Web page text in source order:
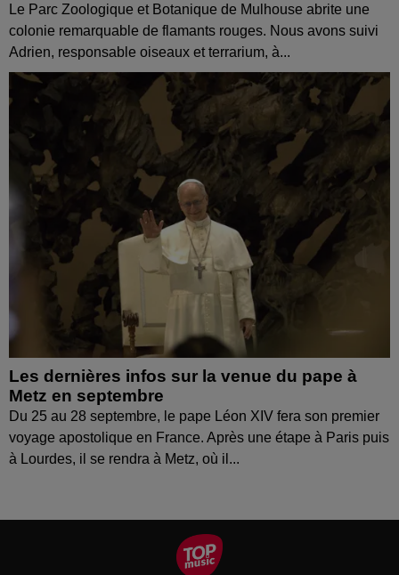
Le Parc Zoologique et Botanique de Mulhouse abrite une
colonie remarquable de flamants rouges. Nous avons suivi
Adrien, responsable oiseaux et terrarium, à...
Les dernières infos sur la venue du pape à
Metz en septembre
Du 25 au 28 septembre, le pape Léon XIV fera son premier
voyage apostolique en France. Après une étape à Paris puis
à Lourdes, il se rendra à Metz, où il...